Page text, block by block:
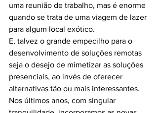
uma reunião de trabalho, mas é enorme
quando se trata de uma viagem de lazer
para algum local exótico.
E, talvez o grande empecilho para o
desenvolvimento de soluções remotas
seja o desejo de mimetizar as soluções
presenciais, ao invés de oferecer
alternativas tão ou mais interessantes.
Nos últimos anos, com singular